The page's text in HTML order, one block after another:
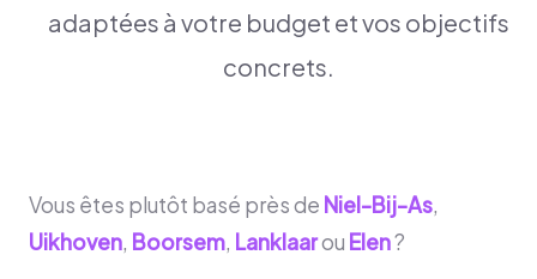
adaptées à votre budget et vos objectifs
concrets.
Vous êtes plutôt basé près de Niel-Bij-As,
Uikhoven, Boorsem, Lanklaarou Elen?